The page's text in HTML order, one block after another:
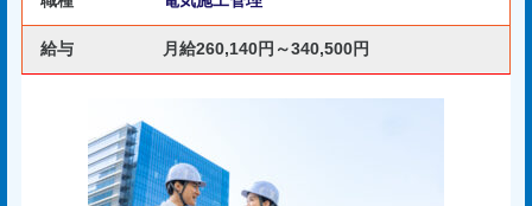
給与 月給260,140円～340,500円